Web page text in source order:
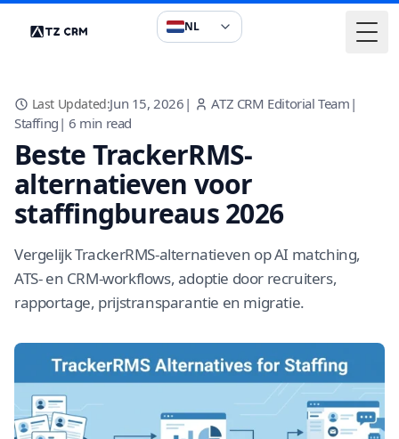
NL
Last Updated:Jun 15, 2026 | ATZ CRM Editorial Team |
Staffing |6 min read
Beste TrackerRMS-
alternatieven voor
staffingbureaus 2026
Vergelijk TrackerRMS-alternatieven op AI matching,
ATS- en CRM-workflows, adoptie door recruiters,
rapportage, prijstransparantie en migratie.